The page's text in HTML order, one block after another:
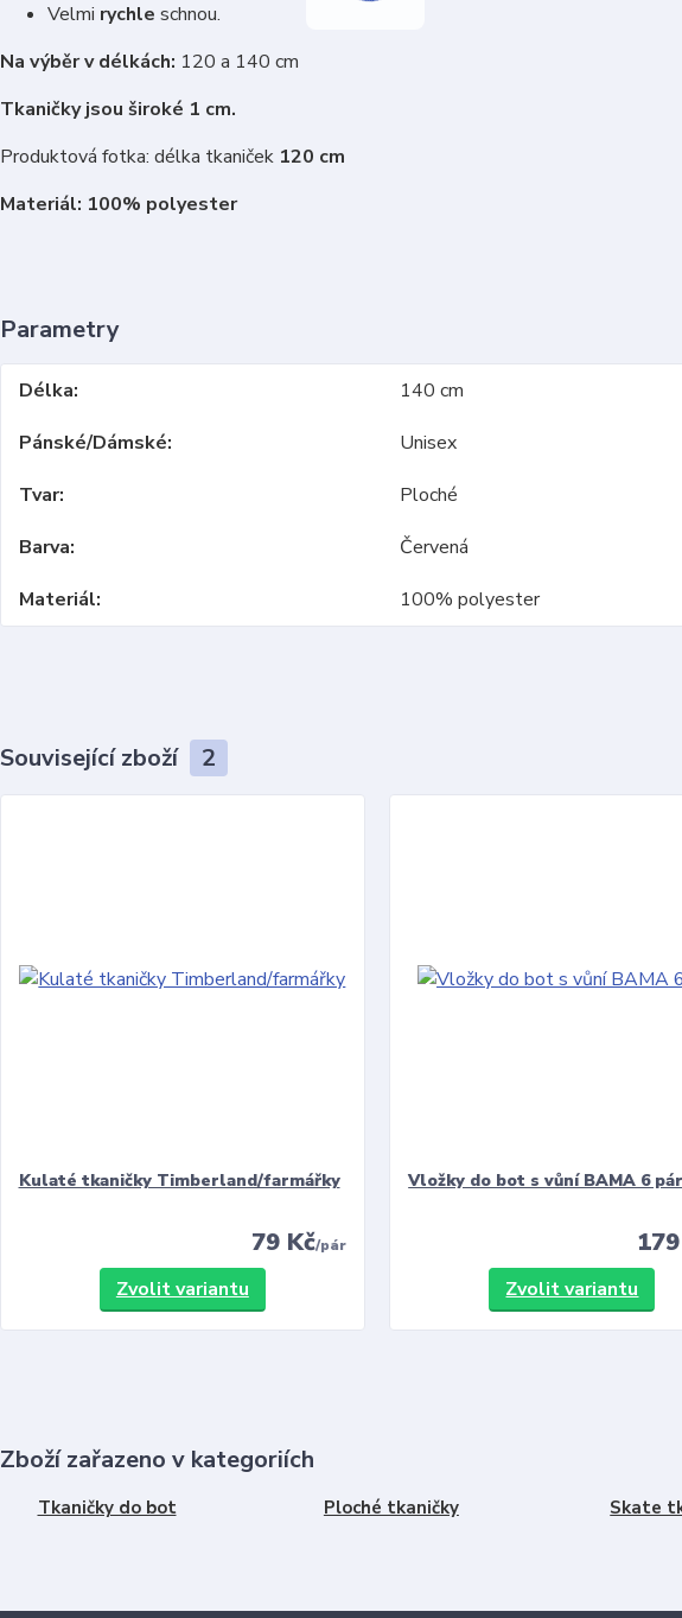
Velmi rychle schnou.
Na výběr v délkách: 120 a 140 cm
Tkaničky jsou široké 1 cm.
Produktová fotka: délka tkaniček 120 cm
Materiál: 100% polyester
Parametry
Délka
140 cm
Pánské/Dámské
Unisex
Tvar
Ploché
Barva
Červená
Materiál
100% polyester
Související zboží 2
Kulaté tkaničky Timberland/farmářky
79 Kč/pár
Zvolit variantu
Vložky do bot s vůní BAMA 6
Zvolit variantu
Zboží zařazeno v kategoriích
Tkaničky do bot Ploché tkaničky Skate